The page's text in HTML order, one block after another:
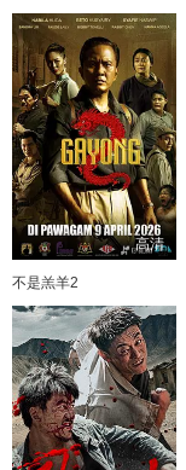
高清
不是羔羊2